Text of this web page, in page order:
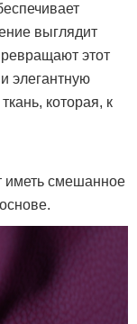
выглядит
этот
элегантную
которая, к
иметь смешанное